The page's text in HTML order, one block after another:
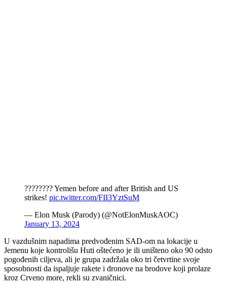
???????? Yemen before and after British and US
strikes! pic.twitter.com/FII3YztSuM
— Elon Musk (Parody) (@NotElonMuskAOC)
January 13, 2024
U vazdušnim napadima predvođenim SAD-om na lokacije u
Jemenu koje kontrolišu Huti oštećeno je ili uništeno oko 90 odsto
pogođenih ciljeva, ali je grupa zadržala oko tri četvrtine svoje
sposobnosti da ispaljuje rakete i dronove na brodove koji prolaze
kroz Crveno more, rekli su zvaničnici.